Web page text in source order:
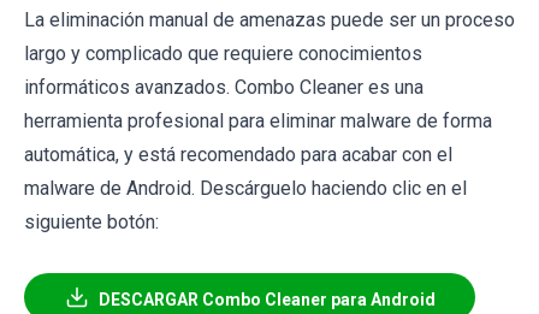
La eliminación manual de amenazas puede ser un proceso
largo y complicado que requiere conocimientos
informáticos avanzados. Combo Cleaner es una
herramienta profesional para eliminar malware de forma
automática, y está recomendado para acabar con el
malware de Android. Descárguelo haciendo clic en el
siguiente botón:
DESCARGAR Combo Cleaner para Android